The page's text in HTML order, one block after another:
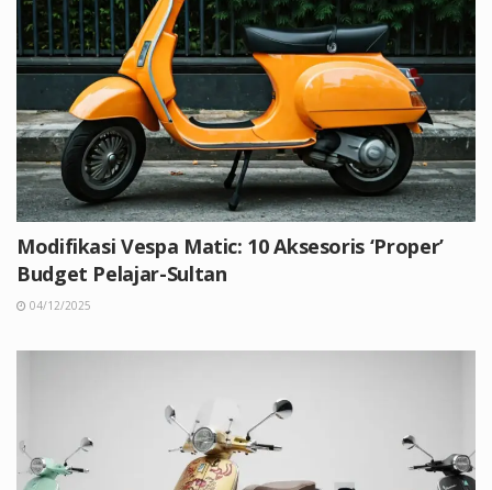
Modifikasi Vespa Matic: 10 Aksesoris ‘Proper’
Budget Pelajar-Sultan
04/12/2025